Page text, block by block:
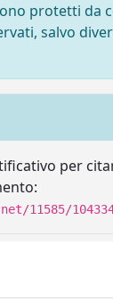
protetti da
salvo
per
11585/